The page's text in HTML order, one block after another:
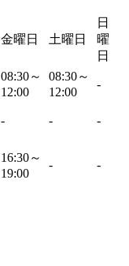
金曜日 土曜日
日
曜
日
08:30～
12:00
08:30～
12:00
-
- - -
16:30～
19:00
- -